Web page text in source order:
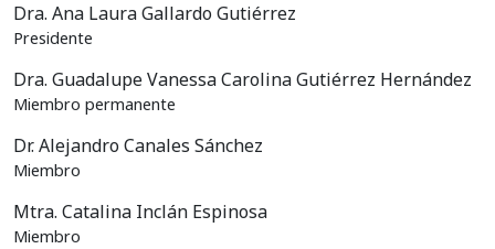
Dra. Ana Laura Gallardo Gutiérrez
Presidente
Dra. Guadalupe Vanessa Carolina Gutiérrez Hernández
Miembro permanente
Dr. Alejandro Canales Sánchez
Miembro
Mtra. Catalina Inclán Espinosa
Miembro